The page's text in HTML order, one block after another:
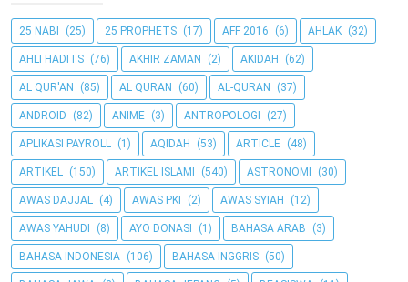
25 NABI (25) 25 PROPHETS (17) AFF 2016 (6) AHLAK (32)
AHLI HADITS (76) AKHIR ZAMAN (2) AKIDAH (62)
AL QUR'AN (85) AL QURAN (60) AL-QURAN (37)
ANDROID (82) ANIME (3) ANTROPOLOGI (27)
APLIKASI PAYROLL (1) AQIDAH (53) ARTICLE (48)
ARTIKEL (150) ARTIKEL ISLAMI (540) ASTRONOMI (30)
AWAS DAJJAL (4) AWAS PKI (2) AWAS SYIAH (12)
AWAS YAHUDI (8) AYO DONASI (1) BAHASA ARAB (3)
BAHASA INDONESIA (106) BAHASA INGGRIS (50)